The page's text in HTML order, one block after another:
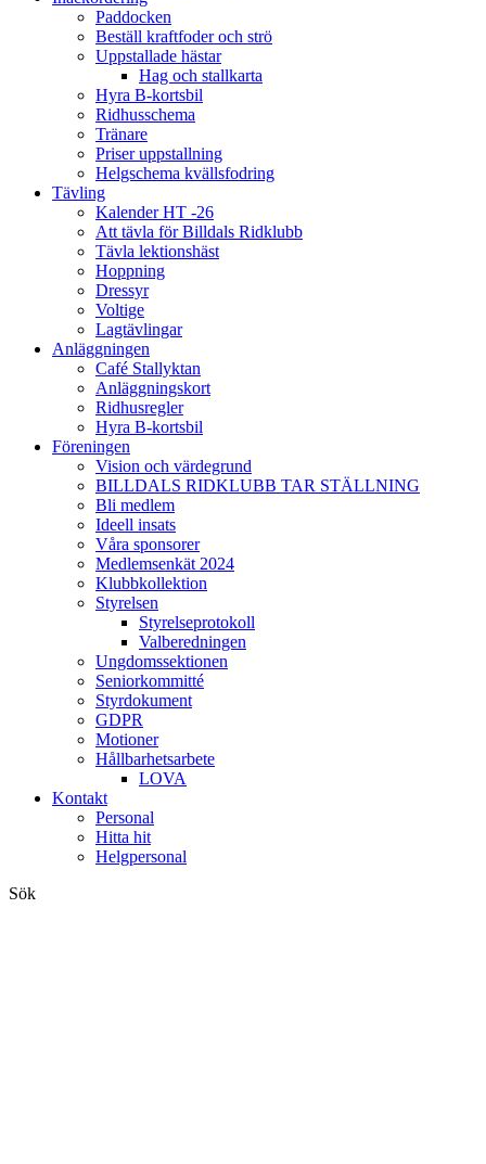
Paddocken
Beställ kraftfoder och strö
Uppstallade hästar
Hag och stallkarta
Hyra B-kortsbil
Ridhusschema
Tränare
Priser uppstallning
Helgschema kvällsfodring
Tävling
Kalender HT -26
Att tävla för Billdals Ridklubb
Tävla lektionshäst
Hoppning
Dressyr
Voltige
Lagtävlingar
Anläggningen
Café Stallyktan
Anläggningskort
Ridhusregler
Hyra B-kortsbil
Föreningen
Vision och värdegrund
BILLDALS RIDKLUBB TAR STÄLLNING
Bli medlem
Ideell insats
Våra sponsorer
Medlemsenkät 2024
Klubbkollektion
Styrelsen
Styrelseprotokoll
Valberedningen
Ungdomssektionen
Seniorkommitté
Styrdokument
GDPR
Motioner
Hållbarhetsarbete
LOVA
Kontakt
Personal
Hitta hit
Helgpersonal
Sök